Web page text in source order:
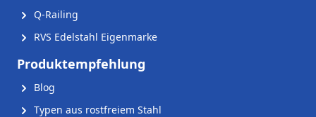
Q-Railing
RVS Edelstahl Eigenmarke
Produktempfehlung
Blog
Typen aus rostfreiem Stahl